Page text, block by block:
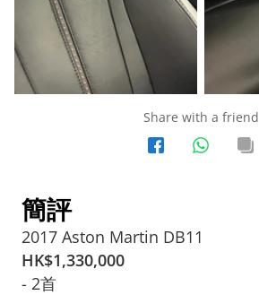
Share with a friend
簡評
2017 Aston Martin DB11
HK$1,330,000
- 2首